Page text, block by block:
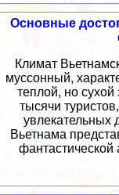
Основные
Климат
муссонный,
теплой, но
тысячи
увлекательных
Вьетнама
фантастической